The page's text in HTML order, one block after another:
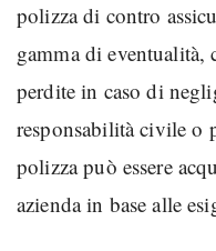
polizza di contro
gamma di eventualità,
perdite in caso di
responsabilità civile o
polizza può essere
azienda in base alle